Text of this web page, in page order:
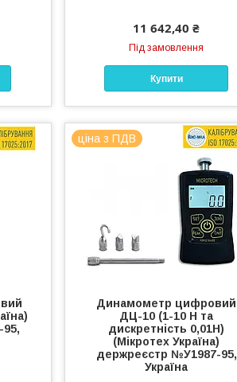
11 642,40 ₴
Під замовлення
Купити
ціна з ПДВ
Динамометр цифровий
ДЦ-10 (1-10 Н та
дискретність 0,01Н)
(Мікротех Україна)
держреєстр №У1987-95,
Україна